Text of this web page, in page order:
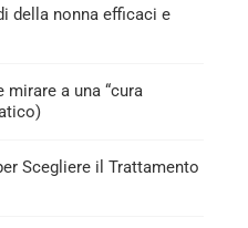
della nonna efficaci e
a una “cura
Scegliere il Trattamento